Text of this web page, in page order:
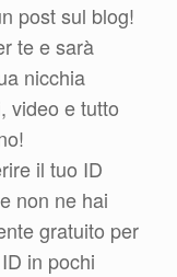
post sul blog!
te e sarà
nicchia
video e tutto
il tuo ID
non ne hai
gratuito per
in pochi